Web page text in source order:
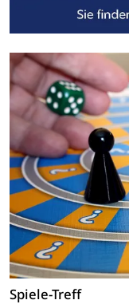
Spiele-Treff